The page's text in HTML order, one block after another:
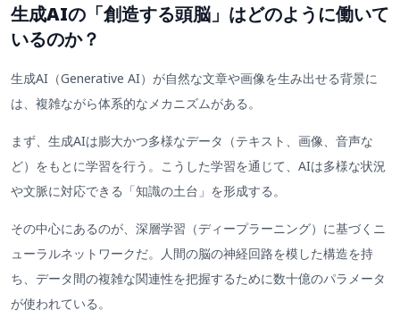
生成AIの「創造する頭脳」はどのように働いて
いるのか？
生成AI（Generative AI）が自然な文章や画像を生み出せる背景に
は、複雑ながら体系的なメカニズムがある。
まず、生成AIは膨大かつ多様なデータ（テキスト、画像、音声な
ど）をもとに学習を行う。こうした学習を通じて、AIは多様な状況
や文脈に対応できる「知識の土台」を形成する。
その中心にあるのが、深層学習（ディープラーニング）に基づくニ
ューラルネットワークだ。人間の脳の神経回路を模した構造を持
ち、データ間の複雑な関連性を把握するために数十億のパラメータ
が使われている。